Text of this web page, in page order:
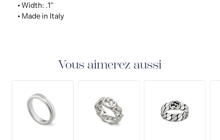
• Width: .1"
• Made in Italy
Vous aimerez aussi